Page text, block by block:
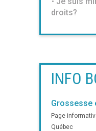
droits?
INFO
Grossesse
Page
Québec